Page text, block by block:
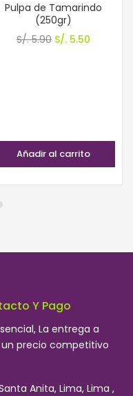
Pulpa de Tamarindo
(250gr)
S/.5.90 El
S/. 5.50
Añadir al carrito
Y Pago
La entrega a
precio competitivo
Anita, Lima, Lima ,